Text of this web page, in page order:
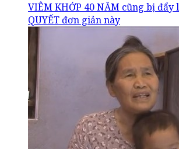
VIÊM KHỚP 40 NĂM cũng bị
QUYẾT đơn giản này